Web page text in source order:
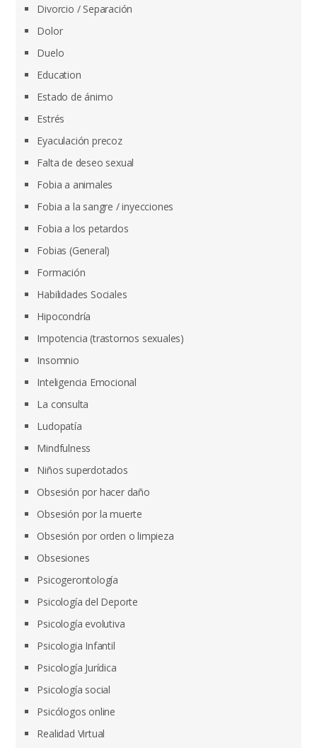
Divorcio / Separación
Dolor
Duelo
Education
Estado de ánimo
Estrés
Eyaculación precoz
Falta de deseo sexual
Fobia a animales
Fobia a la sangre / inyecciones
Fobia a los petardos
Fobias (General)
Formación
Habilidades Sociales
Hipocondría
Impotencia (trastornos sexuales)
Insomnio
Inteligencia Emocional
La consulta
Ludopatía
Mindfulness
Niños superdotados
Obsesión por hacer daño
Obsesión por la muerte
Obsesión por orden o limpieza
Obsesiones
Psicogerontología
Psicología del Deporte
Psicología evolutiva
Psicologia Infantil
Psicología Jurídica
Psicología social
Psicólogos online
Realidad Virtual